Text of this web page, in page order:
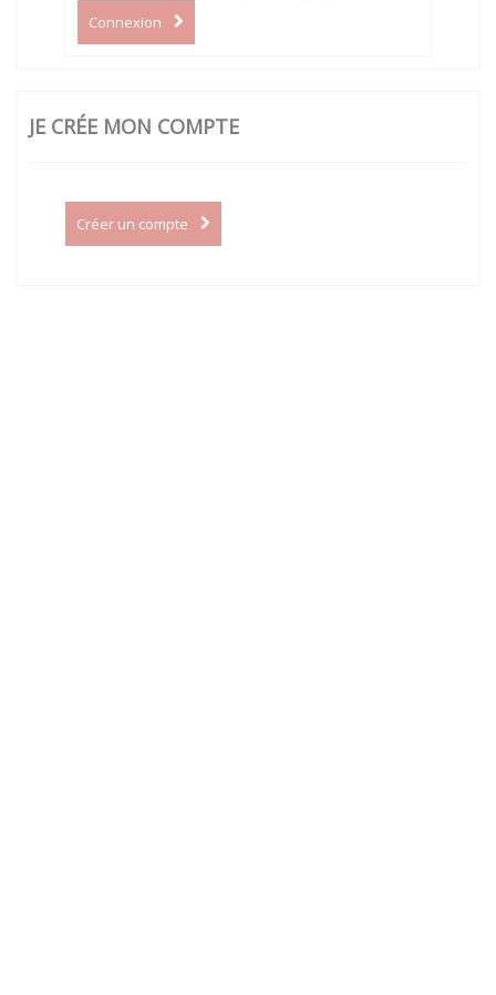
Connexion
JE CRÉE MON COMPTE
Créer un compte